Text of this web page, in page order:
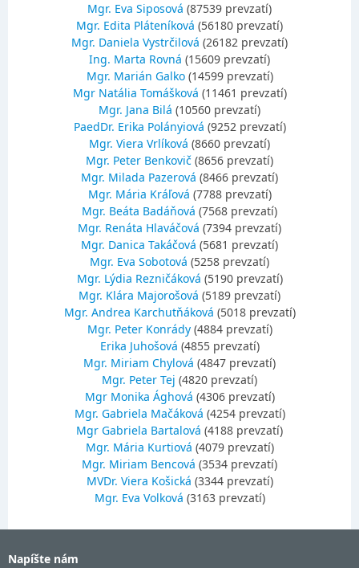
Mgr. Eva Siposová (87539 prevzatí)
Mgr. Edita Pláteníková (56180 prevzatí)
Mgr. Daniela Vystrčilová (26182 prevzatí)
Ing. Marta Rovná (15609 prevzatí)
Mgr. Marián Galko(14599 prevzatí)
Mgr Natália Tomášková (11461 prevzatí)
Mgr. Jana Bilá (10560 prevzatí)
PaedDr. Erika Polányiová (9252 prevzatí)
Mgr. Viera Vrlíková (8660 prevzatí)
Mgr. Peter Benkovič (8656 prevzatí)
Mgr. Milada Pazerová (8466 prevzatí)
Mgr. Mária Kráľová (7788 prevzatí)
Mgr. Beáta Badáňová (7568 prevzatí)
Mgr. Renáta Hlaváčová (7394 prevzatí)
Mgr. Danica Takáčová (5681 prevzatí)
Mgr. Eva Sobotová (5258 prevzatí)
Mgr. Lýdia Rezničáková (5190 prevzatí)
Mgr. Klára Majorošová (5189 prevzatí)
Mgr. Andrea Karchutňáková (5018 prevzatí)
Mgr. Peter Konrády(4884 prevzatí)
Erika Juhošová (4855 prevzatí)
Mgr. Miriam Chylová (4847 prevzatí)
Mgr. Peter Tej (4820 prevzatí)
Mgr Monika Ághová (4306 prevzatí)
Mgr. Gabriela Mačáková (4254 prevzatí)
Mgr Gabriela Bartalová (4188 prevzatí)
Mgr. Mária Kurtiová (4079 prevzatí)
Mgr. Miriam Bencová (3534 prevzatí)
MVDr. Viera Košická (3344 prevzatí)
Mgr. Eva Volková (3163 prevzatí)
Napíšte nám